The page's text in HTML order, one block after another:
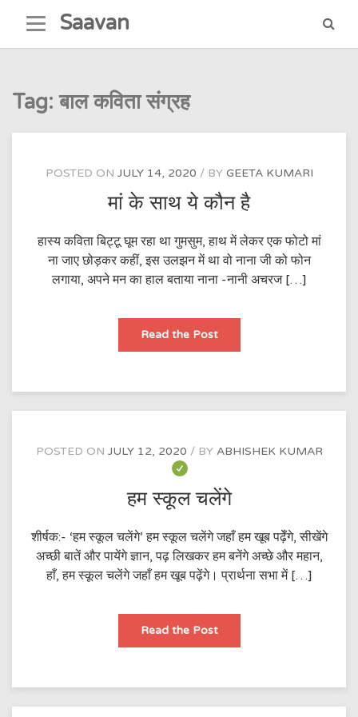
content
Saavan
Tag:बाल कविता संग्रह
POSTED ON JULY 14, 2020 BY GEETA KUMARI
मां के साथ ये कौन है
हास्य कविता बिट्टू घूम रहा था गुमसुम, हाथ में लेकर एक फोटो मां
ना जाए छोड़कर कहीं, इस उलझन में था वो नाना जी को फोन
लगाया, अपने मन का हाल बताया नाना -नानी अचरज […]
Read the Postमां
साथ
है
POSTED ON JULY 12, 2020 BY ABHISHEK KUMAR
हम स्कूल चलेंगे
शीर्षक:- ‘हम स्कूल चलेंगे’ हम स्कूल चलेंगे जहाँ हम खूब पढ़ेँगे, सीखेंगे
अच्छी बातें और पायेंगे ज्ञान, पढ़ लिखकर हम बनेंगे अच्छे और महान,
हाँ, हम स्कूल चलेंगे जहाँ हम खूब पढ़ेंगे। प्रार्थना सभा में […]
Read the Postहम
चलेंगे